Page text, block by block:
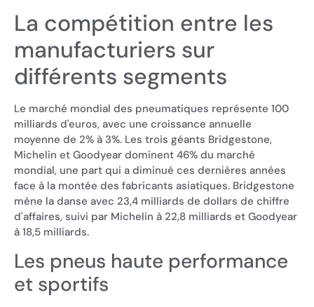
La compétition entre les
manufacturiers sur
différents segments
Le marché mondial des pneumatiques représente 100
milliards d'euros, avec une croissance annuelle
moyenne de 2% à 3%. Les trois géants Bridgestone,
Michelin et Goodyear dominent 46% du marché
mondial, une part qui a diminué ces dernières années
face à la montée des fabricants asiatiques. Bridgestone
mène la danse avec 23,4 milliards de dollars de chiffre
d'affaires, suivi par Michelin à 22,8 milliards et Goodyear
à 18,5 milliards.
Les pneus haute performance
et sportifs